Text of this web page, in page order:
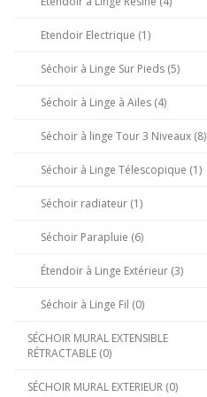
Etendoir Electrique (1)
Séchoir à Linge Sur Pieds (5)
Séchoir à Linge à Ailes (4)
Séchoir à linge Tour 3 Niveaux (8)
Séchoir à Linge Télescopique (1)
Séchoir radiateur (1)
Séchoir Parapluie (6)
Étendoir à Linge Extérieur (3)
Séchoir à Linge Fil (0)
SÉCHOIR MURAL EXTENSIBLE
RÉTRACTABLE (0)
SÉCHOIR MURAL EXTERIEUR (0)